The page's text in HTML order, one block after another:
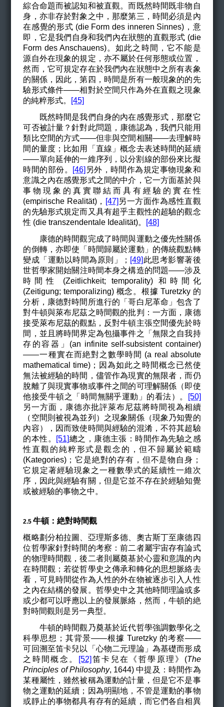
綜合命題而被認知和被直觀。而既然時間既非物自
身，亦非存於對象之中，那麼第三，時間必須是內
在感覺的形式 (die Form des inneren Sinnes)，意
即，它是我們自身和我們內在狀態的直觀形式 (die
Form des Anschauens)。如此之時間，它不能是
源自外在現象的規定，亦不屬於任何形態或位置，
然而，它可規定存在於我們內在狀態中之所有表象
的關係，因此，第四，時間是所有一般現象的的先
驗形式條件——相對於空間只作為外在直觀之現象
的純粹形式。 [45]
既然時間是我們自身的內在感覺形式，那麼它
可否被計量？針對此問題，康德認為，我們只能用
類比空間的方式——但非與空間相關——去理解時
間的量度；比如用「直線」概念去表述時間的延續
——單向延伸的一維序列，以分割線的部份來比擬
時間的部份。
[46] 另外，時間作為規定事物現象和
意識之內在感覺形式之間的中介，它一方面基於與
事物現象的真實聯結而具有經驗的實在性
(empirische Realität)， [47] 另一方面作為感性直觀
的先驗形式規定而又具有超乎主觀性的超驗的觀念
性 (die transzendentale Idealität)。 [48]
康德的時間觀完成了時間與運動之優先性關係
的倒轉，亦即使「時間歸屬於運動」的傳統觀點轉
變成「運動以時間為原則」； [49] 此思考影響著後
世哲學家開始關注時間本身之構造的問題——涉及
時間性 (Zeitlichkeit; temporality) 和時間化
(Zeitigung; temporalizing) 概念。根據 Turetzky 的
分析，康德對時間所進行的「哥白尼革命」包含了
對牛頓與萊布尼茲之時間觀的批判：一方面，康德
接受萊布尼茲的觀點，反對牛頓主張空間優先於時
間，並且將時間界定為包攝事件之「無限之自我持
存的容器」(an infinite self-subsistent container)
——一種實在而絶對之數學時間 (a real absolute
mathematical time)；因為如此之時間概念已然使
無法被經驗的時間，儘管作為現實的無限者，而仍
脫離了與現實事物或事件之間的可理解關係（即使
他接受牛頓之「時間無關乎運動」的看法）。
[50]
另一方面，康德亦批評萊布尼茲將時間視為相續
（空間則被視為並列）之現象關係（現象乃知覺的
內容），因而致使時間與經驗的混淆，不符其超驗
的本性。
[51]總之，康德主張：時間作為先驗之感
性直觀的純粹形式是觀念的，但不歸屬於範疇
(Kategories)；它是絶對的存有，但不是物自身；
它規定著經驗現象之一種數學式的延續性一維次
序，因此與經驗有關，但是它並不存在於經驗知覺
或被經驗的事物之中。
​​​​​​​​​​​​​​2.5牛頓：絶對時間觀
概略劃分柏拉圖、亞理斯多德、奧古斯丁至康德四
位哲學家針對時間的考察：前二者屬宇宙存有論式
的物理時間觀，後二者則屬奠基於心靈和意識的內
在時間觀；若從哲學史之傳承和轉化的思想脈絡去
看，可見時間從作為人性的外在物被逐步引入人性
之內在結構的發展。哲學史中之其他時間理論或多
或少都可以呼應以上的發展脈絡，然而，牛頓的絶
對時間觀則是另一典型。
牛頓的時間觀乃奠基於近代哲學強調數學化之
科學思想；其背景——根據 Turetzky 的考察——
可回溯至笛卡兒以「心物二元理論」為基礎而形成
之時間概念。
[52] 笛卡兒在《哲學原理》(The
Principles of Philosophy, 1644) 中提及：時間作為
某種屬性，雖然被稱為運動的計量，但是它不是事
物之運動的延續；因為明顯地，不管是運動的事物
或靜止的事物都具有存有的延續，而它們各自相異